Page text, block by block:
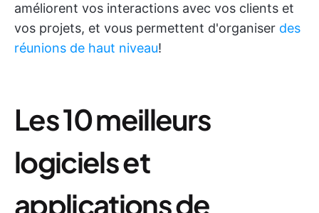
améliorent vos interactions avec vos clients et
vos projets, et vous permettent d'organiser des
réunions de haut niveau!
Les 10 meilleurs
logiciels et
applications de